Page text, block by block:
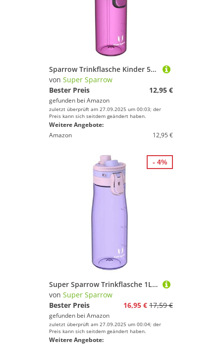
Sparrow Trinkflasche Kinder 500ml - TouchFlow Tritan Wasserflasche - BPA-frei - Sportflasche Auslaufsicher - Trinkflaschen mit Strohhalm für Sport, Outdoor - Leicht, Nachhaltig
von Super Sparrow
Bester Preis
12,95 €
gefunden bei Amazon
zuletzt überprüft am 27.09.2025 um 00:03; der
Preis kann sich seitdem geändert haben.
Weitere Angebote:
Amazon
12,95 €
Super Sparrow Trinkflasche 1L - Tritan Wasserflasche - BPA-frei - Ideale Sportflasche - Ein-Klick Schnellfluss TouchGulp Trinkflaschen - Leicht, Nachhaltig
von Super Sparrow
Bester Preis
16,95 € 17,59 €
gefunden bei Amazon
zuletzt überprüft am 27.09.2025 um 00:04; der
Preis kann sich seitdem geändert haben.
Weitere Angebote:
- 4%